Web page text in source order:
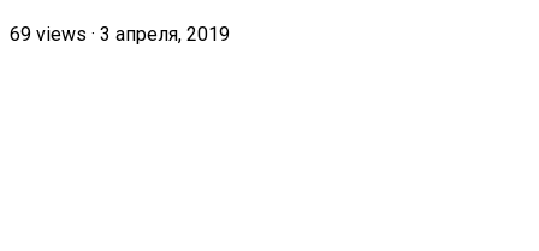
69 views · 3 апреля, 2019